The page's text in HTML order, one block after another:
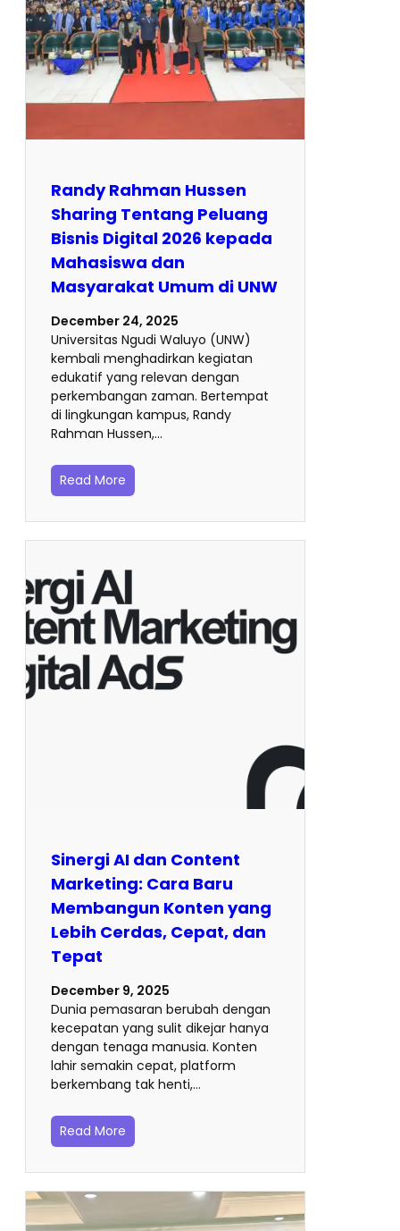
Randy Rahman Hussen
Sharing Tentang Peluang
Bisnis Digital 2026 kepada
Mahasiswa dan
Masyarakat Umum di UNW
December 24, 2025
Universitas Ngudi Waluyo (UNW)
kembali menghadirkan kegiatan
edukatif yang relevan dengan
perkembangan zaman. Bertempat
di lingkungan kampus, Randy
Rahman Hussen,…
Read More
Sinergi AI dan Content
Marketing: Cara Baru
Membangun Konten yang
Lebih Cerdas, Cepat, dan
Tepat
December 9, 2025
Dunia pemasaran berubah dengan
kecepatan yang sulit dikejar hanya
dengan tenaga manusia. Konten
lahir semakin cepat, platform
berkembang tak henti,…
Read More